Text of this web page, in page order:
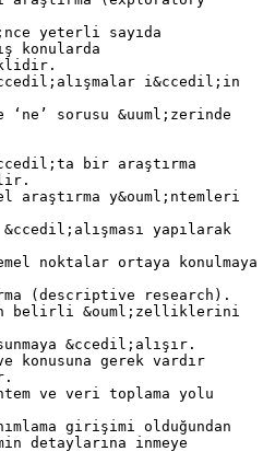
yeterli sayıda
konularda
i&ccedil;in
sorusu &uuml;zerinde
bir araştırma
araştırma y&ouml;ntemleri
yapılarak
noktalar ortaya konulmaya
(descriptive research).
belirli &ouml;zelliklerini
&ccedil;alışır.
konusuna gerek vardır
ve veri toplama yolu
girişimi olduğundan
detaylarına inmeye